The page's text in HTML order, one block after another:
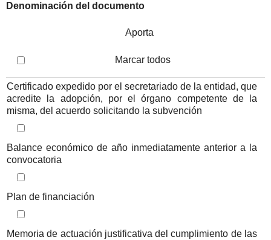
Denominación del documento
Aporta
Marcar todos
Iteración de iterador: Listado de documentos a aportar
Certificado expedido por el secretariado de la entidad, que
acredite la adopción, por el órgano competente de la
misma, del acuerdo solicitando la subvención
Iteración de iterador: Listado de documentos a aportar
Balance económico de año inmediatamente anterior a la
convocatoria
Iteración de iterador: Listado de documentos a aportar
Plan de financiación
Iteración de iterador: Listado de documentos a aportar
Memoria de actuación justificativa del cumplimiento de las